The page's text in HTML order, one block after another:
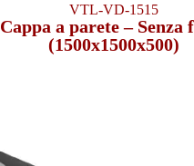
VTL-VD-1515
Cappa a parete –
(1500x1500x500)